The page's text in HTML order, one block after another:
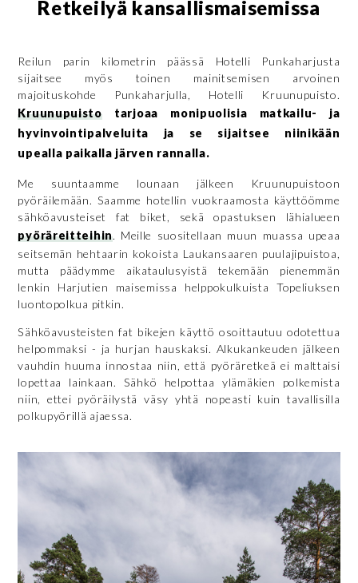
Retkeilyä kansallismaisemissa
Reilun parin kilometrin päässä Hotelli Punkaharjusta
sijaitsee myös toinen mainitsemisen arvoinen
majoituskohde Punkaharjulla, Hotelli Kruunupuisto.
Kruunupuisto
tarjoaa monipuolisia matkailu- ja
hyvinvointipalveluita ja se sijaitsee niinikään
upealla paikalla järven rannalla.
Me suuntaamme lounaan jälkeen Kruunupuistoon
pyöräilemään. Saamme hotellin vuokraamosta käyttöömme
sähköavusteiset fat biket, sekä opastuksen lähialueen
pyöräreitteihin. Meille suositellaan muun muassa upeaa
seitsemän hehtaarin kokoista Laukansaaren puulajipuistoa,
mutta päädymme aikataulusyistä tekemään pienemmän
lenkin Harjutien maisemissa helppokulkuista Topeliuksen
luontopolkua pitkin.
Sähköavusteisten fat bikejen käyttö osoittautuu odotettua
helpommaksi - ja hurjan hauskaksi. Alkukankeuden jälkeen
vauhdin huuma innostaa niin, että pyöräretkeä ei malttaisi
lopettaa lainkaan. Sähkö helpottaa ylämäkien polkemista
niin, ettei pyöräilystä väsy yhtä nopeasti kuin tavallisilla
polkupyörillä ajaessa.